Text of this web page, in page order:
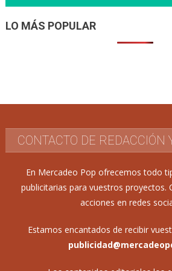
LO MÁS POPULAR
CONTACTO DE REDACCIÓN
En Mercadeo Pop ofrecemos todo
publicitarias para vuestros proyectos.
acciones en redes
Estamos encantados de recibir